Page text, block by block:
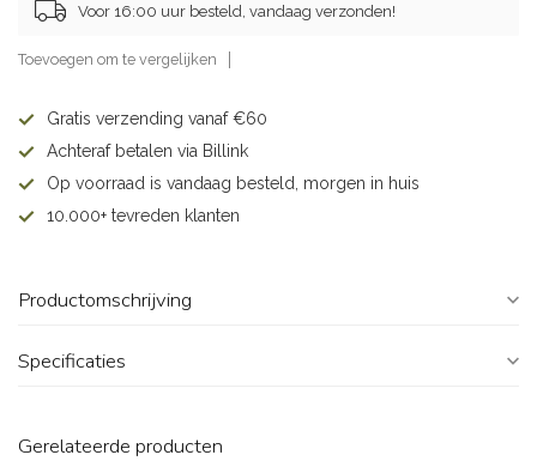
Voor 16:00 uur besteld, vandaag verzonden!
Toevoegen om te vergelijken
Gratis verzending vanaf €60
Achteraf betalen via Billink
Op voorraad is vandaag besteld, morgen in huis
10.000+ tevreden klanten
Productomschrijving
Specificaties
Gerelateerde producten